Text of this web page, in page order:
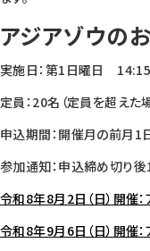
アジアゾウの
実施日：第1日曜日
定員：20名（定員を超えた
申込期間：開催月の前月1
参加通知：申込締め切り
令和8年8月2日（日）開催
令和8年9月6日（日）開催